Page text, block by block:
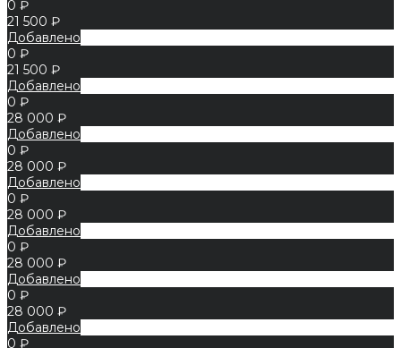
0 ₽
21 500 ₽
Добавлено
0 ₽
21 500 ₽
Добавлено
0 ₽
28 000 ₽
Добавлено
0 ₽
28 000 ₽
Добавлено
0 ₽
28 000 ₽
Добавлено
0 ₽
28 000 ₽
Добавлено
0 ₽
28 000 ₽
Добавлено
0 ₽